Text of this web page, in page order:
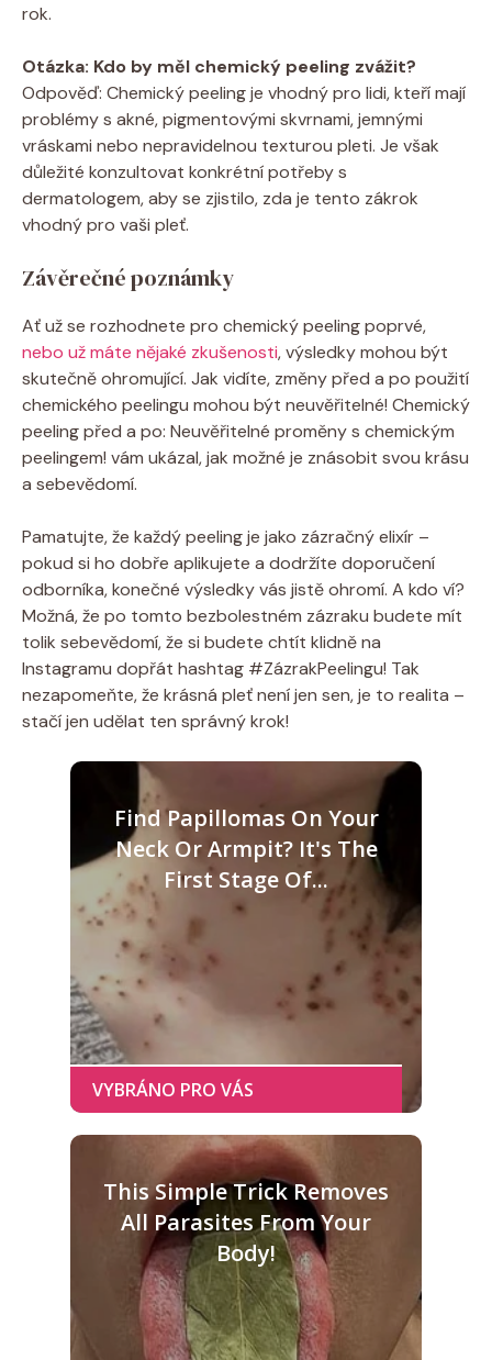
rok.
Otázka: Kdo by měl chemický peeling zvážit?
Odpověď: Chemický peeling je vhodný pro lidi, kteří mají
problémy s akné, pigmentovými skvrnami, jemnými
vráskami nebo nepravidelnou texturou pleti. Je však
důležité konzultovat konkrétní potřeby s
dermatologem, aby se zjistilo, zda je tento zákrok
vhodný pro vaši pleť.
Závěrečné poznámky
Ať už se rozhodnete pro chemický peeling poprvé,
nebo už máte nějaké zkušenosti, výsledky mohou být
skutečně ohromující. Jak vidíte, změny před a po použití
chemického peelingu mohou být neuvěřitelné! Chemický
peeling před a po: Neuvěřitelné proměny s chemickým
peelingem! vám ukázal, jak možné je znásobit svou krásu
a sebevědomí.
Pamatujte, že každý peeling je jako zázračný elixír –
pokud si ho dobře aplikujete a dodržíte doporučení
odborníka, konečné výsledky vás jistě ohromí. A kdo ví?
Možná, že po tomto bezbolestném zázraku budete mít
tolik sebevědomí, že si budete chtít klidně na
Instagramu dopřát hashtag #ZázrakPeelingu! Tak
nezapomeňte, že krásná pleť není jen sen, je to realita –
stačí jen udělat ten správný krok!
Find Papillomas On Your
Neck Or Armpit? It's The
First Stage Of...
This Simple Trick Removes
All Parasites From Your
Body!